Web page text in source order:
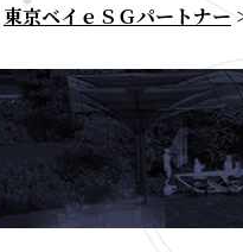
東京ベイｅＳＧパートナー